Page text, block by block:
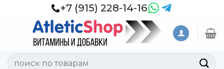
+7 (915) 228-14-16
Искать: